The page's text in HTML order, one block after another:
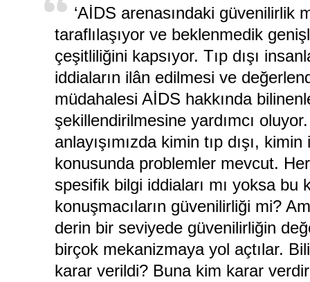
‘AİDS arenasındaki güvenilirlik
taraflılaşıyor ve beklenmedik
çeşitliliğini kapsıyor. Tıp dışı
iddiaların ilân edilmesi ve
müdahalesi AİDS hakkında
şekillendirilmesine yardımcı
anlayışımızda kimin tıp dışı,
konusunda problemler mevcut.
spesifik bilgi iddiaları mı yoksa bu
konuşmacıların güvenilirliği mi?
derin bir seviyede güvenilirliğin
birçok mekanizmaya yol açtılar.
karar verildi? Buna kim karar